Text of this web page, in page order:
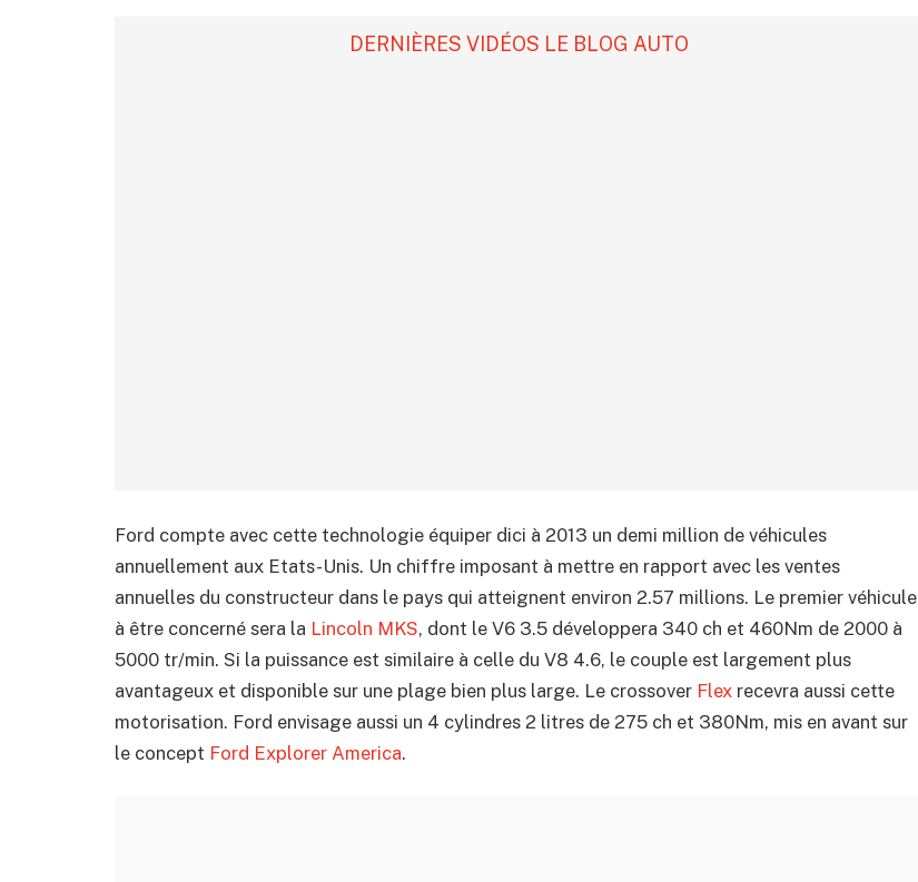
DERNIÈRES VIDÉOS LE BLOG AUTO
Ford compte avec cette technologie équiper dici à 2013 un demi million de véhicules
annuellement aux Etats-Unis. Un chiffre imposant à mettre en rapport avec les ventes
annuelles du constructeur dans le pays qui atteignent environ 2.57 millions. Le premier véhicule
à être concerné sera la Lincoln MKS, dont le V6 3.5 développera 340 ch et 460Nm de 2000 à
5000 tr/min. Si la puissance est similaire à celle du V8 4.6, le couple est largement plus
avantageux et disponible sur une plage bien plus large. Le crossover Flex recevra aussi cette
motorisation. Ford envisage aussi un 4 cylindres 2 litres de 275 ch et 380Nm, mis en avant sur
le concept Ford Explorer America.